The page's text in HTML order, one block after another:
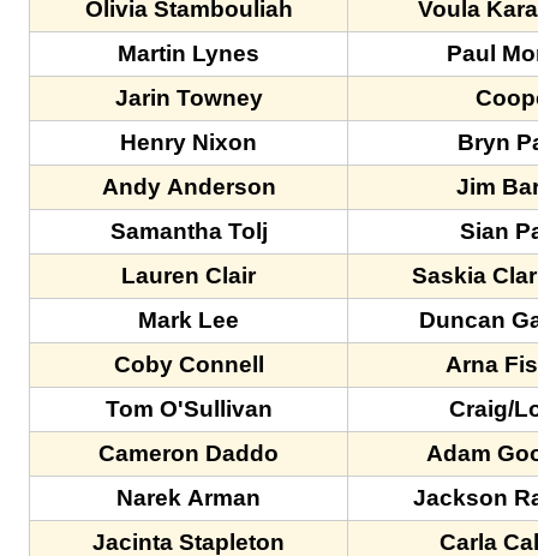
Olivia Stambouliah
Voula
Martin Lynes
Paul
Jarin Towney
Henry Nixon
Bryn
Andy Anderson
Jim
Samantha Tolj
Sian
Lauren Clair
Saskia
Mark Lee
Duncan
Coby Connell
Arna
Tom O'Sullivan
Craig/
Cameron Daddo
Adam
Narek Arman
Jackson
Jacinta Stapleton
Carla